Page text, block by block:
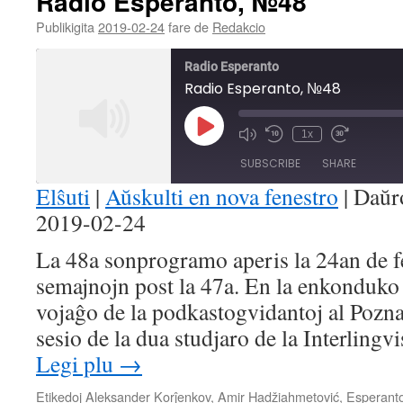
Publikigita 2019-02-24fare de Redakcio
Radio Esperanto
Radio Esperanto, №48
Play
Episode Mute/Unmute
Rewind
Seconds
1x
Fast
30
seconds
SUBSCRIBE SHARE
SHARE
LINK
EMBED
Elŝuti | Aŭskulti en nova fenestro |
2019-02-24
La 48a sonprogramo aperis la 24an de
semajnojn post la 47a. En la
vojaĝo de la podkastogvidantoj al
sesio de la dua studjaro de la
Legi plu →
EtikedojAleksander Korĵenkov, Amir Hadžiahmetović,